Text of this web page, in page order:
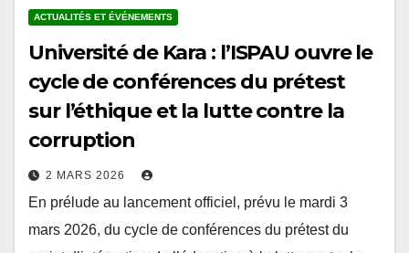
Université de Kara : l’ISPAU ouvre le
cycle de conférences du prétest
sur l’éthique et la lutte contre la
corruption
2 MARS 2026
En prélude au lancement officiel, prévu le mardi 3
mars 2026, du cycle de conférences du prétest du
projet d’intégration de l’éducation à la lutte contre la